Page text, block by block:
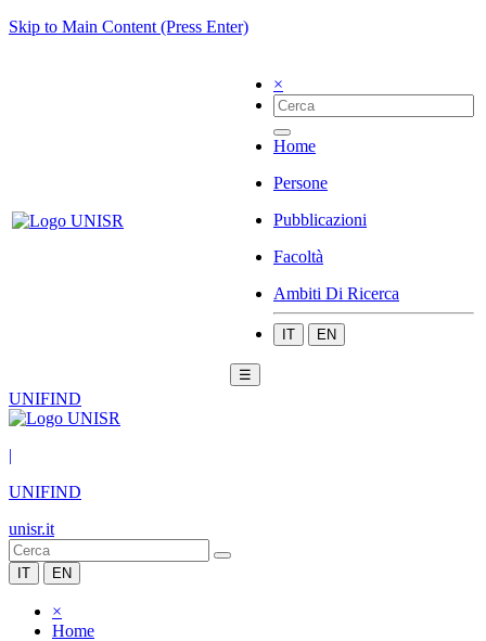
Skip to Main Content (Press Enter)
×
Home
Persone
Pubblicazioni
Facoltà
Ambiti Di Ricerca
IT EN
☰
UNIFIND
|
UNIFIND
unisr.it
IT EN
×
Home